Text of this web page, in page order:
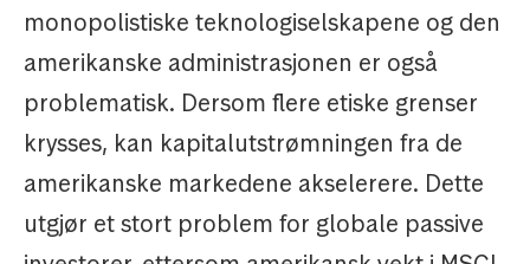
monopolistiske teknologiselskapene og den
amerikanske administrasjonen er også
problematisk. Dersom flere etiske grenser
krysses, kan kapitalutstrømningen fra de
amerikanske markedene akselerere. Dette
utgjør et stort problem for globale passive